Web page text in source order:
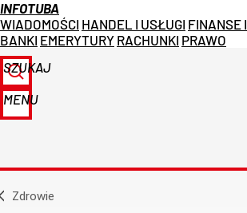
INFOTUBA
WIADOMOŚCI HANDEL I USŁUGI FINANSE I
BANKI EMERYTURY RACHUNKI PRAWO
SZUKAJ
MENU
Zdrowie